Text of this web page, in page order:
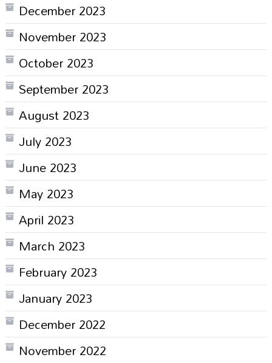
December 2023
November 2023
October 2023
September 2023
August 2023
July 2023
June 2023
May 2023
April 2023
March 2023
February 2023
January 2023
December 2022
November 2022